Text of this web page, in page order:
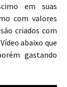
em suas
com valores
criados com
abaixo que
gastando